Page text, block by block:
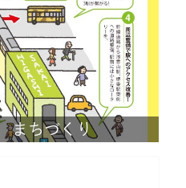
まちづくり